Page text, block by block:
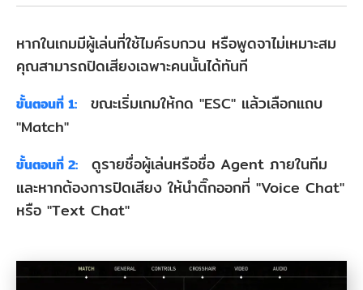
หากในเกมมีผู้เล่นที่ใช้ไมค์รบกวน หรือพูดจาไม่เหมาะสม
คุณสามารถปิดเสียงเฉพาะคนนั้นได้ทันที
ขั้นตอนที่ 1:
ขณะเริ่มเกมให้กด "ESC" แล้วเลือกแถบ
"Match"
ขั้นตอนที่ 2:
ดูรายชื่อผู้เล่นหรือชื่อ Agent ภายในทีม
และหากต้องการปิดเสียง ให้นำติ๊กออกที่ "Voice Chat"
หรือ "Text Chat"